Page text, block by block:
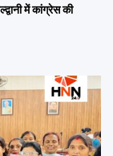
में कांग्रेस की